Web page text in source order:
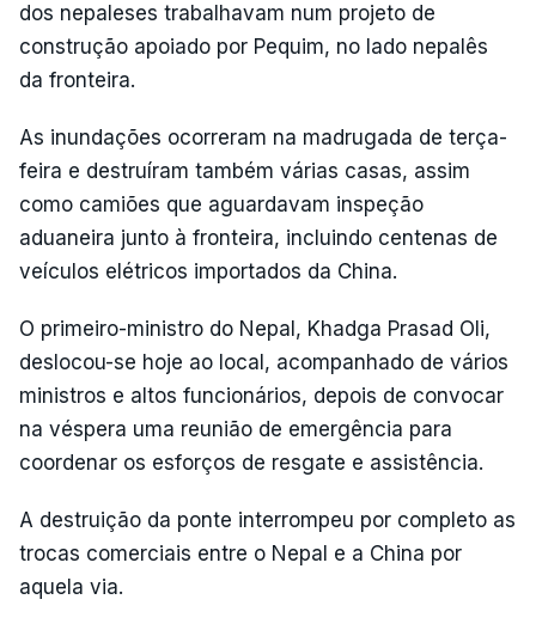
dos nepaleses trabalhavam num projeto de
construção apoiado por Pequim, no lado nepalês
da fronteira.
As inundações ocorreram na madrugada de terça-
feira e destruíram também várias casas, assim
como camiões que aguardavam inspeção
aduaneira junto à fronteira, incluindo centenas de
veículos elétricos importados da China.
O primeiro-ministro do Nepal, Khadga Prasad Oli,
deslocou-se hoje ao local, acompanhado de vários
ministros e altos funcionários, depois de convocar
na véspera uma reunião de emergência para
coordenar os esforços de resgate e assistência.
A destruição da ponte interrompeu por completo as
trocas comerciais entre o Nepal e a China por
aquela via.